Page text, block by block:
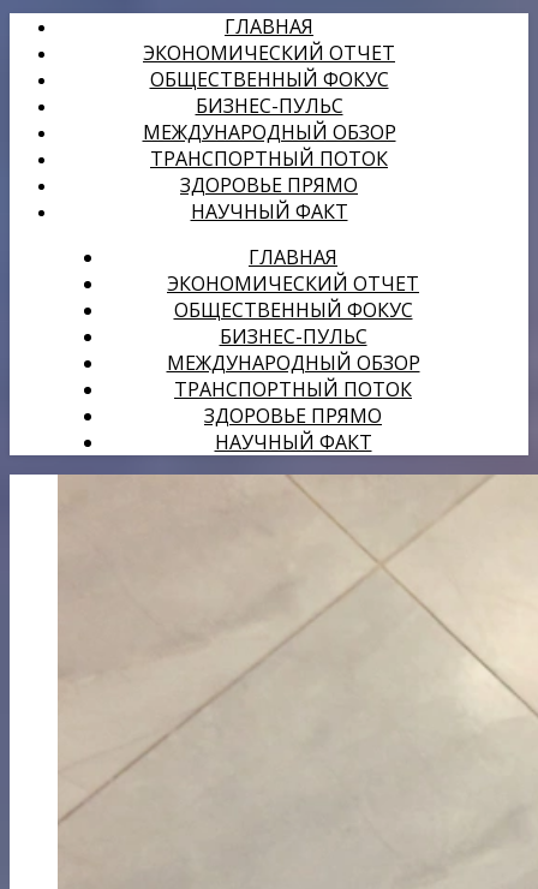
ГЛАВНАЯ
ЭКОНОМИЧЕСКИЙ ОТЧЕТ
ОБЩЕСТВЕННЫЙ ФОКУС
БИЗНЕС-ПУЛЬС
МЕЖДУНАРОДНЫЙ ОБЗОР
ТРАНСПОРТНЫЙ ПОТОК
ЗДОРОВЬЕ ПРЯМО
НАУЧНЫЙ ФАКТ
ГЛАВНАЯ
ЭКОНОМИЧЕСКИЙ ОТЧЕТ
ОБЩЕСТВЕННЫЙ ФОКУС
БИЗНЕС-ПУЛЬС
МЕЖДУНАРОДНЫЙ ОБЗОР
ТРАНСПОРТНЫЙ ПОТОК
ЗДОРОВЬЕ ПРЯМО
НАУЧНЫЙ ФАКТ